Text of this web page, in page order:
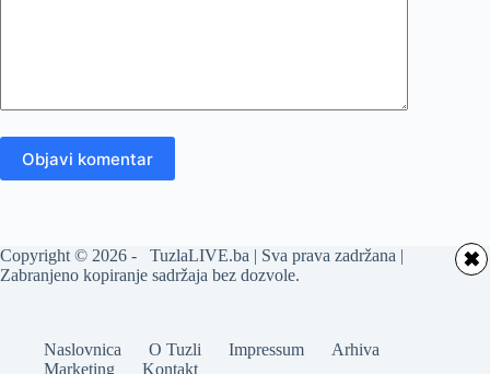
Objavi komentar
Copyright © 2026 - TuzlaLIVE.ba | Sva prava zadržana |
Zabranjeno kopiranje sadržaja bez dozvole.
Naslovnica O Tuzli Impressum
Arhiva
Marketing
Kontakt
✖